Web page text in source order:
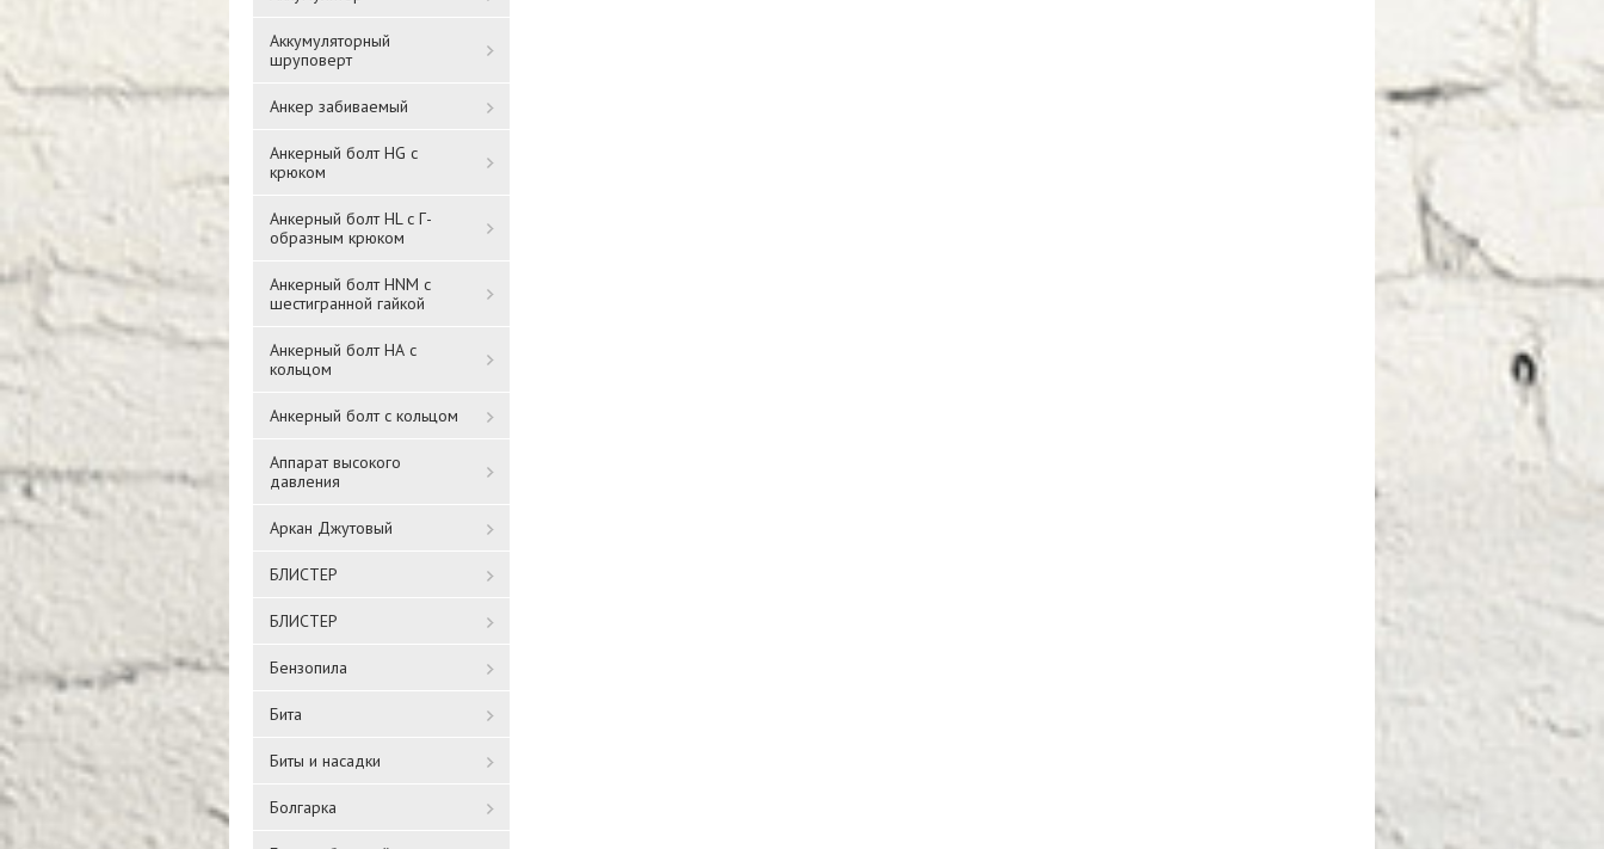
Аккумуляторный
шруповерт
Анкер забиваемый
Анкерный болт HG с
крюком
Анкерный болт HL с Г-
образным крюком
Анкерный болт HNM с
шестигранной гайкой
Анкерный болт НА с
кольцом
Анкерный болт с кольцом
Аппарат высокого
давления
Аркан Джутовый
БЛИСТЕР
БЛИСТЕР
Бензопила
Бита
Биты и насадки
Болгарка